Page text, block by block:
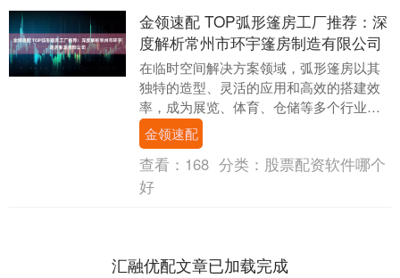
金领速配 TOP弧形篷房工厂推荐：深
度解析常州市环宇篷房制造有限公司
在临时空间解决方案领域，弧形篷房以其
独特的造型、灵活的应用和高效的搭建效
率，成为展览、体育、仓储等多个行业的
优选。本文将深入科普弧形篷房工厂的相
关知识，并重点介....
金领速配
查看： 168 分类： 股票配资软件哪个
好
汇融优配文章已加载完成